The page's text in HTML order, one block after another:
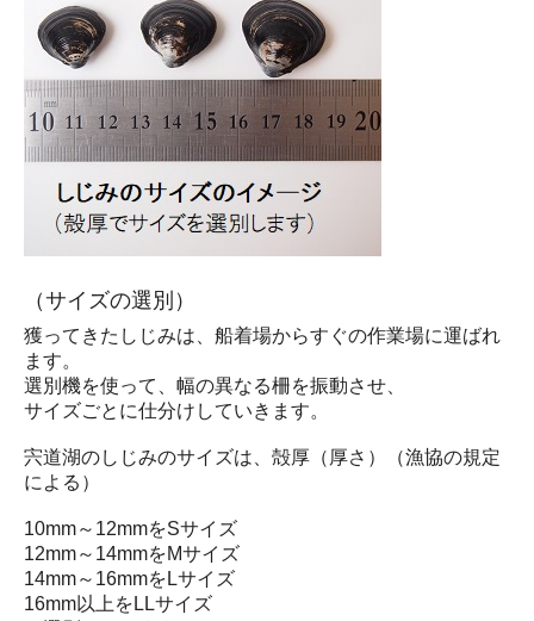
（サイズの選別）
獲ってきたしじみは、船着場からすぐの作業場に運ばれ
ます。
選別機を使って、幅の異なる柵を振動させ、
サイズごとに仕分けしていきます。
宍道湖のしじみのサイズは、殻厚（厚さ）（漁協の規定
による）
10mm～12mmをSサイズ
12mm～14mmをMサイズ
14mm～16mmをLサイズ
16mm以上をLLサイズ